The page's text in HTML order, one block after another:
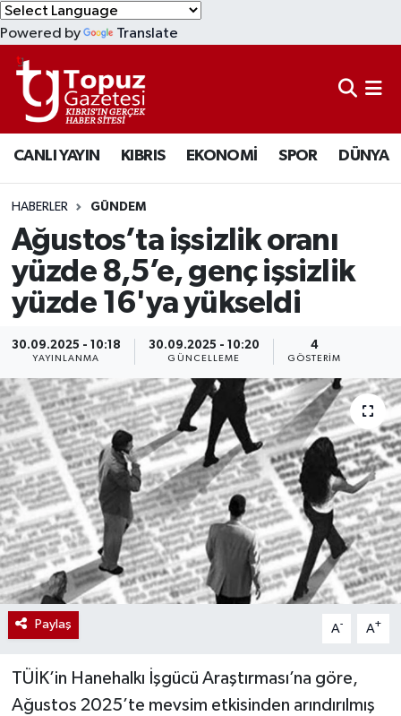
Powered by Translate
CANLI YAYIN KIBRIS EKONOMİ SPOR DÜNYA
HABERLER GÜNDEM
Ağustos’ta işsizlik oranı
yüzde 8,5’e, genç işsizlik
yüzde 16'ya yükseldi
30.09.2025 - 10:18
YAYINLANMA
30.09.2025 - 10:20
GÜNCELLEME
4
GÖSTERIM
Paylaş A- A+
TÜİK’in Hanehalkı İşgücü Araştırması’na göre,
Ağustos 2025’te mevsim etkisinden arındırılmış
KIBRIS
DÜNYA
EKONOMİ
MAGAZİN
SAĞLIK
SPOR
TEKNOLOJİ
TÜRKİYE
Lefkoşa Nöbetçi Eczaneler
Lefkoşa Hava Durumu
Lefkoşa Trafik Yoğunluk Haritası
Süper Lig Puan Durumu ve Fikstür
Tüm Manşetler
Son Dakika Haberleri
Haber Arşivi